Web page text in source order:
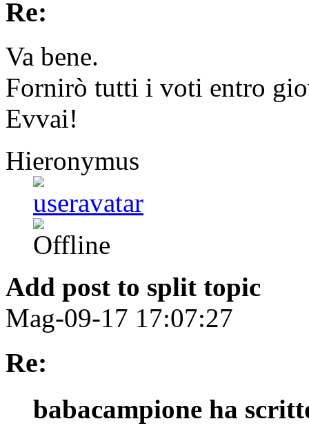
Re:
Va bene.
Fornirò tutti i voti entro
Evvai!
Hieronymus
Add post to split topic
Mag-09-17 17:07:27
Re:
babacampione ha